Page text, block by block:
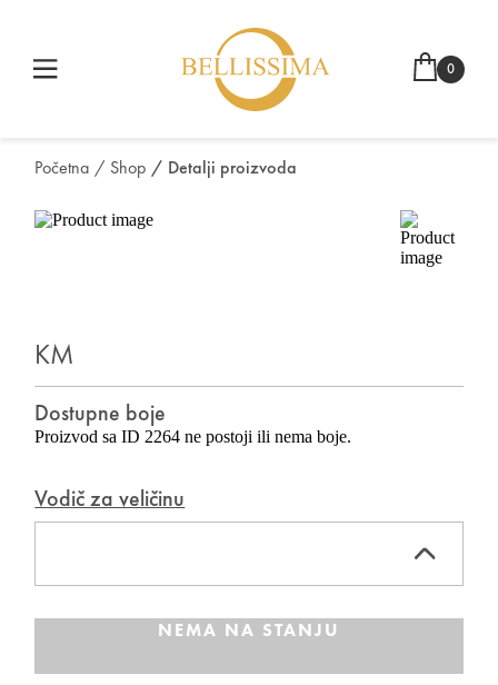
0
Početna / Shop / Detalji proizvoda
KM
Dostupne boje
Proizvod sa ID 2264 ne postoji ili nema boje.
Vodič za veličinu
NEMA NA STANJU